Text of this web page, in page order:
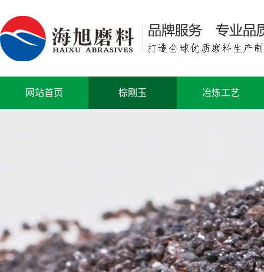
网站首页 棕刚玉 冶炼工艺